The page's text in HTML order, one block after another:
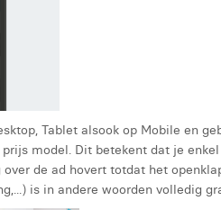
Tablet alsook op Mobile en
model. Dit betekent dat je
over de ad hovert totdat het
is in andere woorden volledig